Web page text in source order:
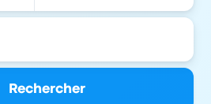
Rechercher